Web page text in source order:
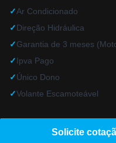
✓Ar Condicionado
✓Direção Hidráulica
✓Garantia de 3 meses
✓Ipva Pago
✓Único Dono
✓Volante Escamoteável
Solicite